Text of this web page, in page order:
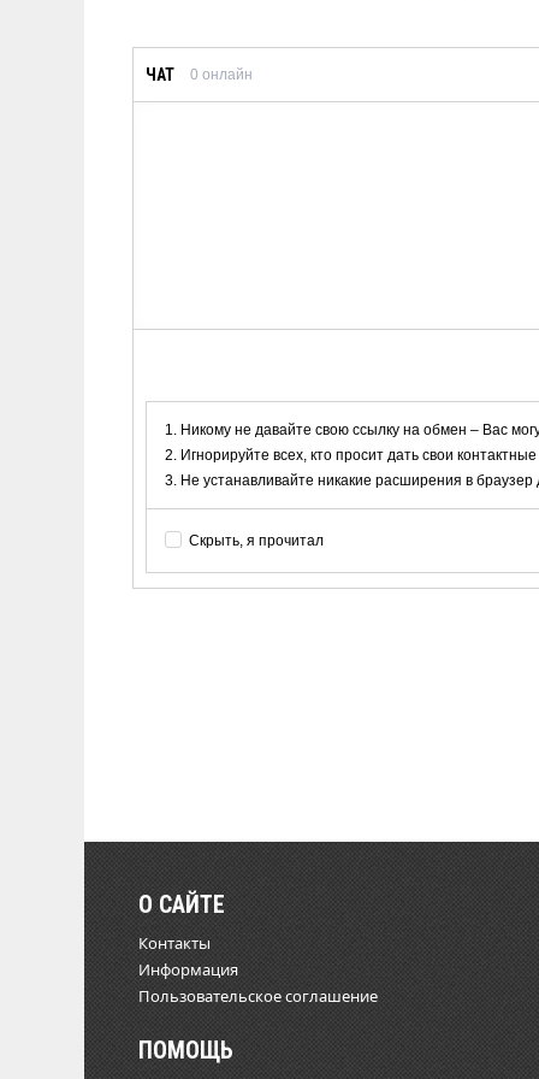
ЧАТ 0 онлайн
Никому не давайте свою ссылку на обмен – Вас
Игнорируйте всех, кто просит дать свои
Не устанавливайте никакие расширения в
Скрыть, я прочитал
О САЙТЕ
Контакты
Информация
Пользовательское соглашение
ПОМОЩЬ